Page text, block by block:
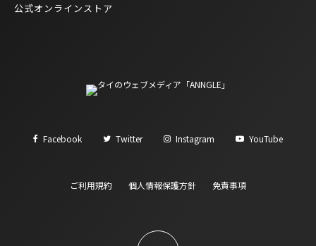
公式オンラインストア
Facebook Twitter Instagram YouTube
ご利用規約 個人情報保護方針 免責事項